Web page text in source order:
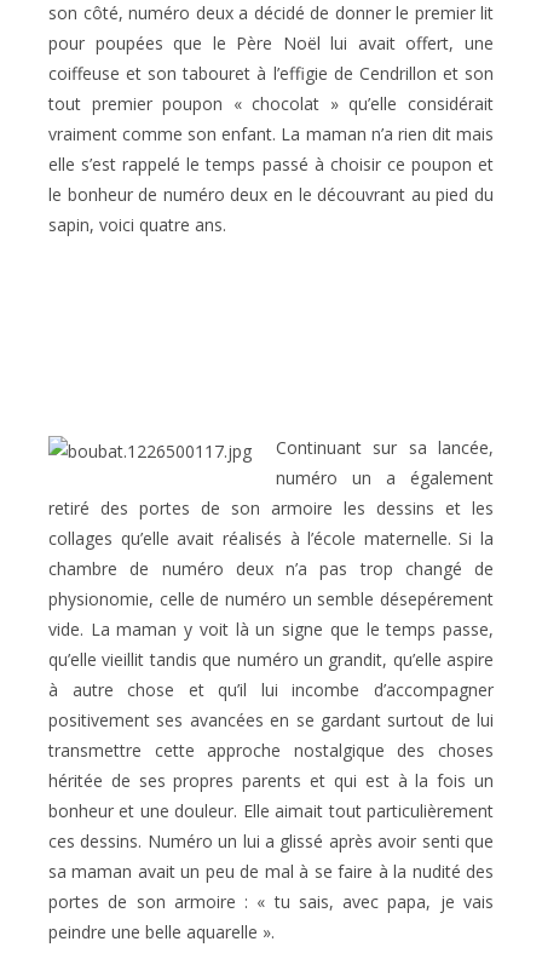
son côté, numéro deux a décidé de donner le premier lit
pour poupées que le Père Noël lui avait offert, une
coiffeuse et son tabouret à l’effigie de Cendrillon et son
tout premier poupon « chocolat » qu’elle considérait
vraiment comme son enfant. La maman n’a rien dit mais
elle s’est rappelé le temps passé à choisir ce poupon et
le bonheur de numéro deux en le découvrant au pied du
sapin, voici quatre ans.
Continuant sur sa lancée,
numéro un a également
retiré des portes de son armoire les dessins et les
collages qu’elle avait réalisés à l’école maternelle. Si la
chambre de numéro deux n’a pas trop changé de
physionomie, celle de numéro un semble désepérement
vide. La maman y voit là un signe que le temps passe,
qu’elle vieillit tandis que numéro un grandit, qu’elle aspire
à autre chose et qu’il lui incombe d’accompagner
positivement ses avancées en se gardant surtout de lui
transmettre cette approche nostalgique des choses
héritée de ses propres parents et qui est à la fois un
bonheur et une douleur. Elle aimait tout particulièrement
ces dessins. Numéro un lui a glissé après avoir senti que
sa maman avait un peu de mal à se faire à la nudité des
portes de son armoire : « tu sais, avec papa, je vais
peindre une belle aquarelle ».